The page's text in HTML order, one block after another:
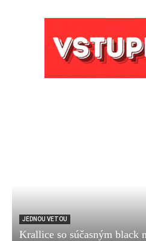
JEDNOU VETOU
Krallice so súčasným black